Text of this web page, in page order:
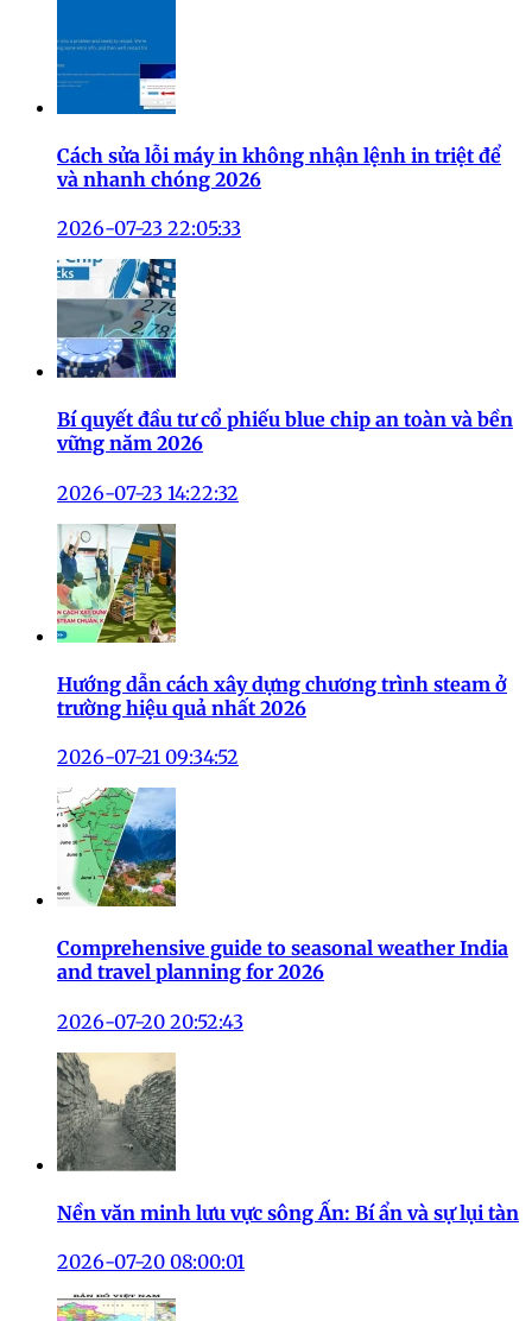
Cách sửa lỗi máy in không nhận lệnh in triệt để
và nhanh chóng 2026
2026-07-23 22:05:33
Bí quyết đầu tư cổ phiếu blue chip an toàn và bền
vững năm 2026
2026-07-23 14:22:32
Hướng dẫn cách xây dựng chương trình steam ở
trường hiệu quả nhất 2026
2026-07-21 09:34:52
Comprehensive guide to seasonal weather India
and travel planning for 2026
2026-07-20 20:52:43
Nền văn minh lưu vực sông Ấn: Bí ẩn và sự lụi tàn
2026-07-20 08:00:01